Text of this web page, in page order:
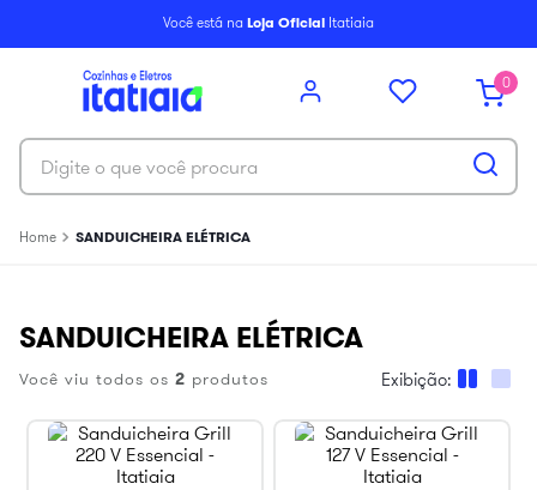
Você está na Loja Oficial Itatiaia
0
Digite o que você procura
SANDUICHEIRA ELÉTRICA
SANDUICHEIRA ELÉTRICA
Você viu todos os 2 produtos
balcão itatiaia
new premium
9º
armário cozinha
renova